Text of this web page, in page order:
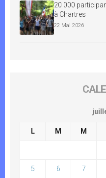
20 000
à Chartres
22 Mai 2026
L M M
5 6 7